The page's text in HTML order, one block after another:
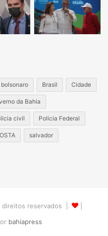
bolsonaro Brasil Cidade
da Bahia
civil Policia Federal
salvador
direitos reservados |
bahiapress